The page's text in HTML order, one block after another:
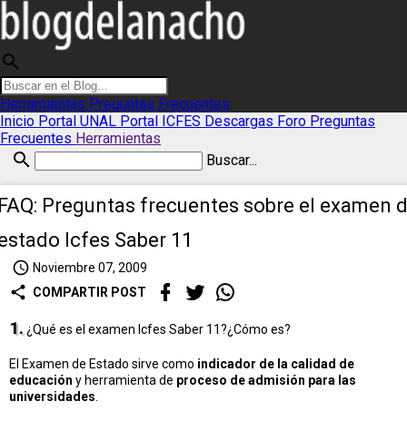
search
Herramientas Preguntas Frecuentes
Inicio Portal UNAL Portal ICFES Descargas Foro Preguntas
Frecuentes Herramientas
search Buscar...
Preguntas frecuentes sobre el examen
Icfes Saber 11
access_time Noviembre 07, 2009
share COMPARTIR POST
1. ¿Qué es el examen Icfes Saber 11?¿Cómo es?
El Examen de Estado sirve como indicador de la calidad de
educación y herramienta de proceso de admisión para las
universidades